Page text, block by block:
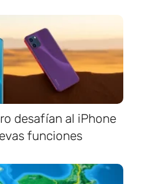
desafían al iPhone
funciones